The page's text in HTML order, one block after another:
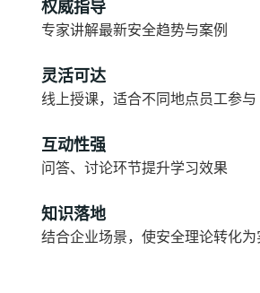
权威指导
专家讲解最新安全趋势与案例
灵活可达
线上授课，适合不同地点员工参与
互动性强
问答、讨论环节提升学习效果
知识落地
结合企业场景，使安全理论转化